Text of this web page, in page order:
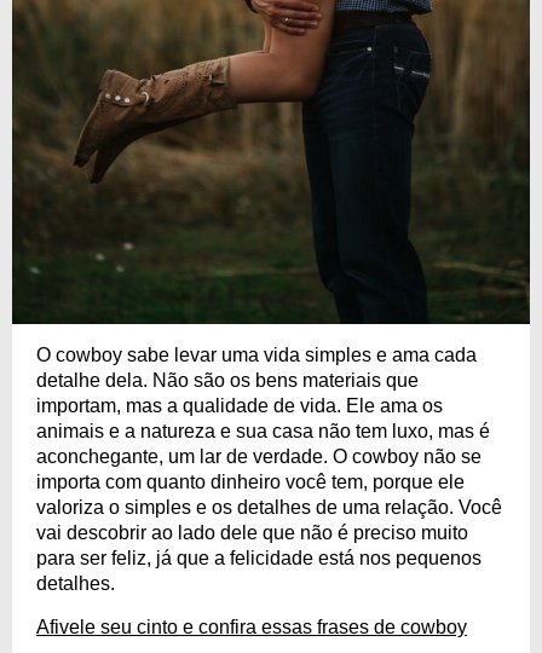
O cowboy sabe levar uma vida simples e ama cada
detalhe dela. Não são os bens materiais que
importam, mas a qualidade de vida. Ele ama os
animais e a natureza e sua casa não tem luxo, mas é
aconchegante, um lar de verdade. O cowboy não se
importa com quanto dinheiro você tem, porque ele
valoriza o simples e os detalhes de uma relação. Você
vai descobrir ao lado dele que não é preciso muito
para ser feliz, já que a felicidade está nos pequenos
detalhes.
Afivele seu cinto e confira essas frases de cowboy